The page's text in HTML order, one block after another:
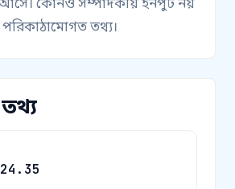
আসে। কোনও সম্পাদকীয় ইনপুট নয়
তথ্য।